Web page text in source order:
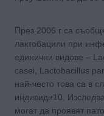
През 2006 г са
лактобацили при
единични видове –
casei, Lactobacillus
най-често това са в
индивиди10.
могат да проявят